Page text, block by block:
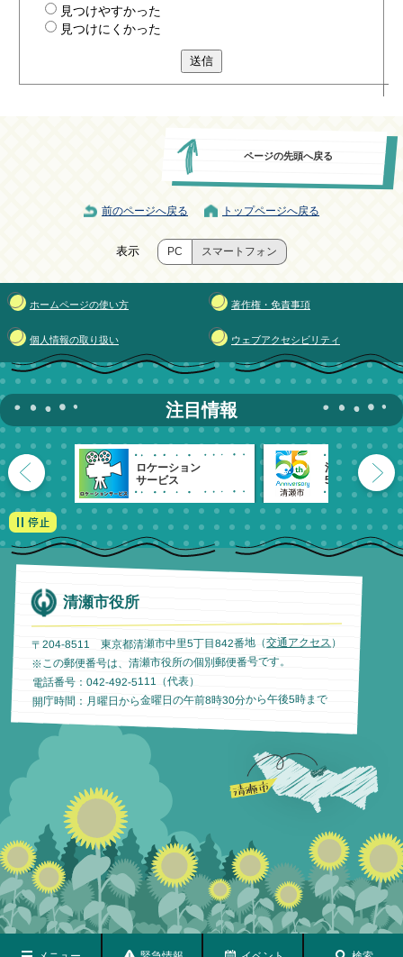
見つけやすかった
見つけにくかった
送信
ページの先頭へ戻る
前のページへ戻る トップページへ戻る
表示 PC スマートフォン
ホームページの使い方 著作権・免責事項
個人情報の取り扱い ウェブアクセシビリティ
注目情報
ロケーション
サービス
清瀬市
55周年記念
清瀬市役所
〒204-8511 東京都清瀬市中里5丁目842番地（交通アクセス ）
※この郵便番号は、清瀬市役所の個別郵便番号です。
電話番号：042-492-5111（代表）
開庁時間：月曜日から金曜日の午前8時30分から午後5時まで